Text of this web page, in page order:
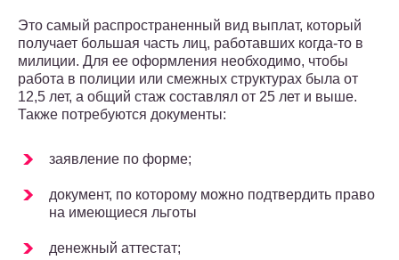
Это самый распространенный вид выплат, который
получает большая часть лиц, работавших когда-то в
милиции. Для ее оформления необходимо, чтобы
работа в полиции или смежных структурах была от
12,5 лет, а общий стаж составлял от 25 лет и выше.
Также потребуются документы:
заявление по форме;
документ, по которому можно подтвердить право
на имеющиеся льготы
денежный аттестат;